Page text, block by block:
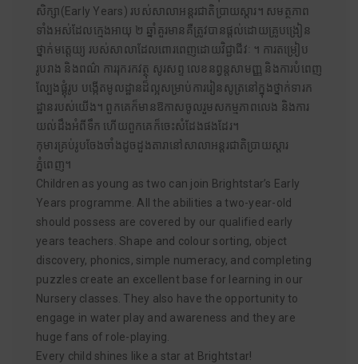
សិក្សា(Early Years) របស់សាលាអន្តរជាតិប្រាយស្តារ។ សមត្ថភាព
ទាំងអស់ដែលក្មេងអាយុ ២ ឆ្នាំគួរមានគឺត្រូវបានផ្តល់ដោយគ្រូបង្រៀន
ថ្នាក់មត្តេយ្យ របស់សាលាដែលពោរពេញដោយវិជ្ជាជីវៈ ។ ការតម្រៀប
រូបរាង និងពណ៌ ការរុករកវត្ថុ សូរសព្ទ លេខនព្វន្តសាមញ្ញ និងការបំពេញ
ល្បែងផ្គុំរូប បង្កើតមូលដ្ឋានដ៏ល្អសម្រាប់ការរៀនសូត្រនៅក្នុងថ្នាក់ទារក
ដ្ឋានរបស់យើង។ ពួកគេក៏មានឱកាសចូលរួមសកម្មភាពលេង និងការ
យល់ដឹងអំពីទឹក ហើយពួកគេក៏ចេះសំដែងផងដែរ។
កុមារគ្រប់រូបចែងចាំងដូចដួងតារានៅសាលាអន្តរជាតិប្រាយស្តារ
ភ្នំពេញ។
Children as young as two can join Brightstar’s Early
Years programme. All the abilities a two-year-old
should possess are covered by our qualified early
years teachers. Shape and colour sorting, object
discovery, phonics, simple numeracy, and completing
puzzles create an excellent base for learning in our
Nursery classes. They also have the opportunity to
engage in water play and awareness and they are
huge fans of role-playing.
Every child shines like a star at Brightstar!